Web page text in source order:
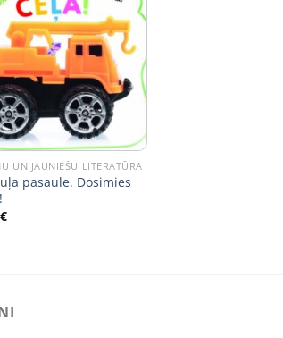
UN JAUNIEŠU LITERATŪRA
pasaule. Dosimies
€